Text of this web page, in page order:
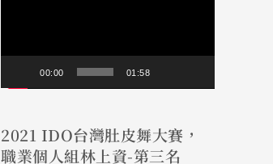
放
器
00:00 01:58
2021 IDO台灣肚皮舞大賽，
職業個人組林上資-第三名